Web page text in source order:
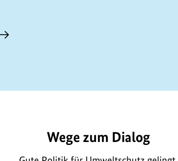
Wege zum Dialog